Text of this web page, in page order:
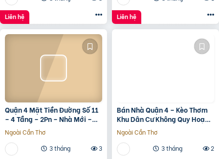
Liên hệ Liên hệ
Quận 4 Mặt Tiền Đường Số 11
– 4 Tầng – 2Pn – Nhà Mới –
7.35 Tỷ Tl
Ngoài Cần Thơ
3 tháng
3
Bán Nhà Quận 4 – Kèo Thơm
Khu Dân Cư Không Quy Hoạch
Cách Mặt Tiền Xóm Chiếu
30M
Ngoài Cần Thơ
3 tháng
2